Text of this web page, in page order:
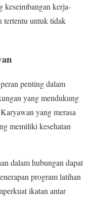
keseimbangan kerja-
tertentu untuk tidak
penting dalam
yang mendukung
yang merasa
memiliki kesehatan
dalam hubungan dapat
program latihan
ikatan antar